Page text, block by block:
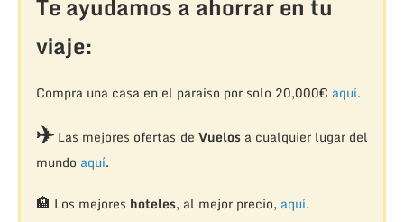
viaje:
Compra una casa en el paraíso por solo 20,000€ aquí.
✈️Las mejores ofertas de Vuelosa cualquier lugar del
mundo aquí.
🏨 Los mejores hoteles, al mejor precio, aquí.